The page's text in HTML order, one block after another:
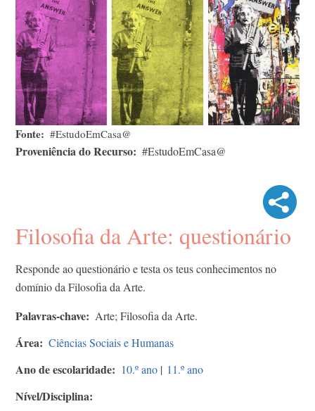
Fonte #EstudoEmCasa@
Proveniência do Recurso #EstudoEmCasa@
Filosofia da Arte: questionário
Responde ao questionário e testa os teus conhecimentos no
domínio da Filosofia da Arte.
Palavras-chave Arte; Filosofia da Arte.
Área Ciências Sociais e Humanas
Ano de escolaridade 10.º ano | 11.º ano
Nível/Disciplina